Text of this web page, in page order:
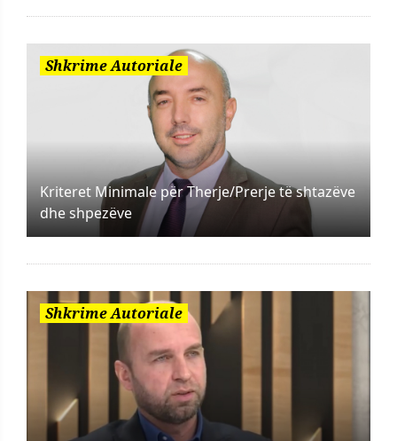
Shkrime Autoriale
Kriteret Minimale për Therje/Prerje të shtazëve
dhe shpezëve
Shkrime Autoriale